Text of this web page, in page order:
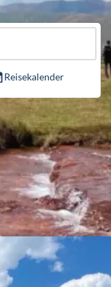
Reisekalender